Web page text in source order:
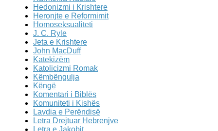
Hedonizmi i Krishtere
Heronjte e Reformimit
Homoseksualiteti
J. C. Ryle
Jeta e Krishtere
John MacDuff
Katekizëm
Katolicizmi Romak
Këmbëngulja
Këngë
Komentari i Biblës
Komuniteti i Kishës
Lavdia e Perëndisë
Letra Drejtuar Hebrenjve